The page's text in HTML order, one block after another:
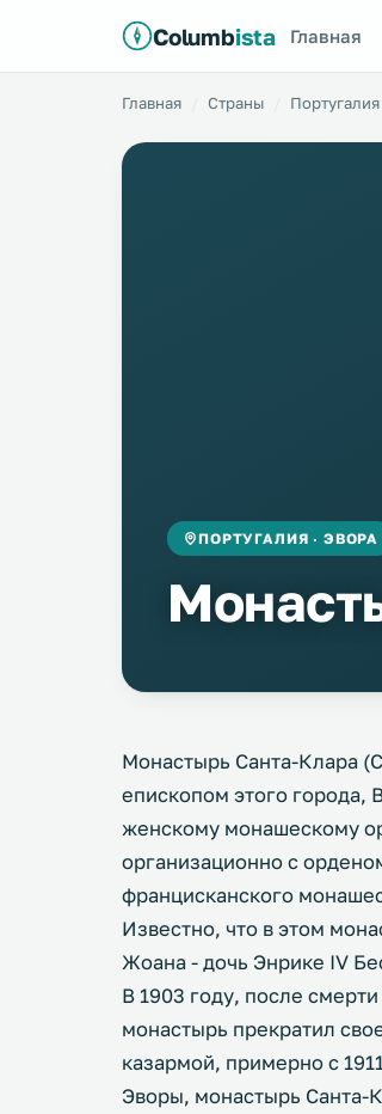
Columbista Главная
Главная Страны Португалия
ПОРТУГАЛИЯ · ЭВОРА
Монастырь Санта-Клара
епископом этого города,
женскому монашескому
организационно с
францисканского
Известно, что в этом
Жоана - дочь Энрике IV
В 1903 году, после
монастырь прекратил
казармой, примерно с
Эворы, монастырь Санта-